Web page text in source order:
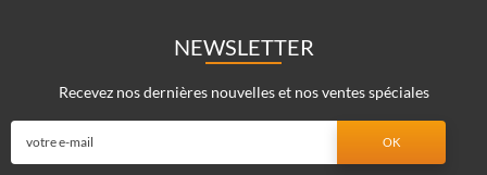
NEWSLETTER
Recevez nos dernières nouvelles et nos ventes spéciales